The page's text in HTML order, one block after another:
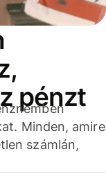
pénzt
Minden, amire
számlán,